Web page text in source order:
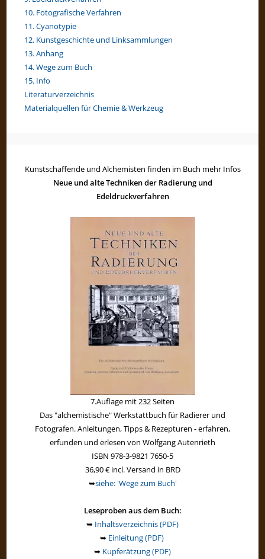
10. Fotografische Verfahren
11. Cyanotypie
12. Kunstgeschichte und Linksammlungen
13. Anhang
14. Wege zum Buch
15. Info
Literaturverzeichnis
Materialquellen für Chemie & Werkzeug
Kunstschaffende und Alchemisten finden im Buch mehr Infos
Neue und alte Techniken der Radierung und
Edeldruckverfahren
7.Auflage mit 232 Seiten
Das "alchemistische" Werkstattbuch für Radierer und
Fotografen. Anleitungen, Tipps & Rezepturen - erfahren,
erfunden und erlesen von Wolfgang Autenrieth
ISBN 978-3-9821 7650-5
36,90 € incl. Versand in BRD
➥siehe: 'Wege zum Buch'
Leseproben aus dem Buch:
➥ Inhaltsverzeichnis (PDF)
➥ Einleitung (PDF)
➥ Kupferätzung (PDF)